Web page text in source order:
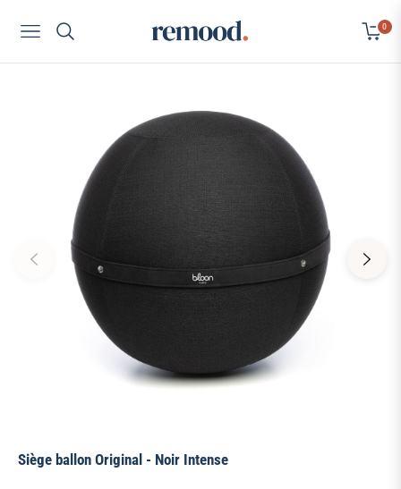
Navigation Cart
0
Siège ballon Original - Noir Intense